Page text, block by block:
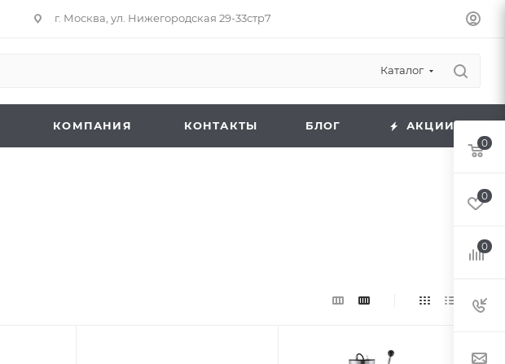
г. Москва, ул. Нижегородская 29-33стр7
Каталог
КОМПАНИЯ КОНТАКТЫ БЛОГ АКЦИИ
0
0
0